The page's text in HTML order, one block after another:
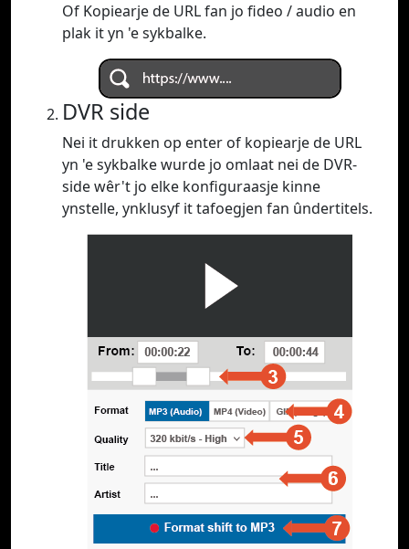
Of Kopiearje de URL fan jo fideo / audio en
plak it yn 'e sykbalke.
DVR side
Nei it drukken op enter of kopiearje de URL
yn 'e sykbalke wurde jo omlaat nei de DVR-
side wêr't jo elke konfiguraasje kinne
ynstelle, ynklusyf it tafoegjen fan ûndertitels.